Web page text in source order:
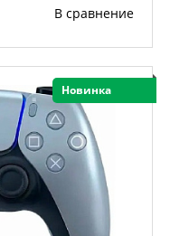
В сравнение
Новинка